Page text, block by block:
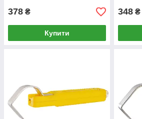
378 ₴
Купити
348 ₴